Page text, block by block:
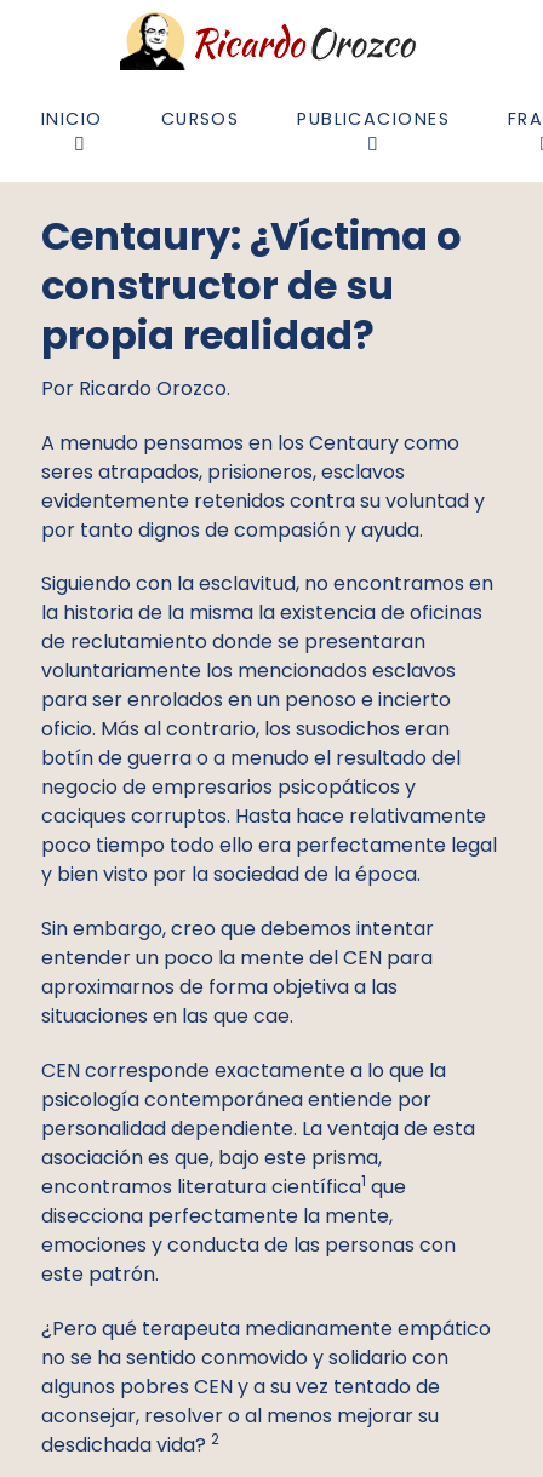
INICIO CURSOS PUBLICACIONES
Centaury: ¿Víctima o
constructor de su
propia realidad?
Por Ricardo Orozco.
A menudo pensamos en los Centaury como
seres atrapados, prisioneros, esclavos
evidentemente retenidos contra su voluntad y
por tanto dignos de compasión y ayuda.
Siguiendo con la esclavitud, no encontramos en
la historia de la misma la existencia de oficinas
de reclutamiento donde se presentaran
voluntariamente los mencionados esclavos
para ser enrolados en un penoso e incierto
oficio. Más al contrario, los susodichos eran
botín de guerra o a menudo el resultado del
negocio de empresarios psicopáticos y
caciques corruptos. Hasta hace relativamente
poco tiempo todo ello era perfectamente legal
y bien visto por la sociedad de la época.
Sin embargo, creo que debemos intentar
entender un poco la mente del CEN para
aproximarnos de forma objetiva a las
situaciones en las que cae.
CEN corresponde exactamente a lo que la
psicología contemporánea entiende por
personalidad dependiente. La ventaja de esta
asociación es que, bajo este prisma,
encontramos literatura científica1 que
disecciona perfectamente la mente,
emociones y conducta de las personas con
este patrón.
¿Pero qué terapeuta medianamente empático
no se ha sentido conmovido y solidario con
algunos pobres CEN y a su vez tentado de
aconsejar, resolver o al menos mejorar su
desdichada vida? 2